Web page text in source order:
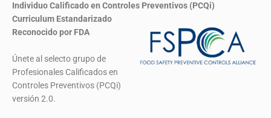
Individuo Calificado en Controles Preventivos (PCQi)
Curriculum Estandarizado
Reconocido por FDA
Únete al selecto grupo de
Profesionales Calificados en
Controles Preventivos (PCQi)
versión 2.0.